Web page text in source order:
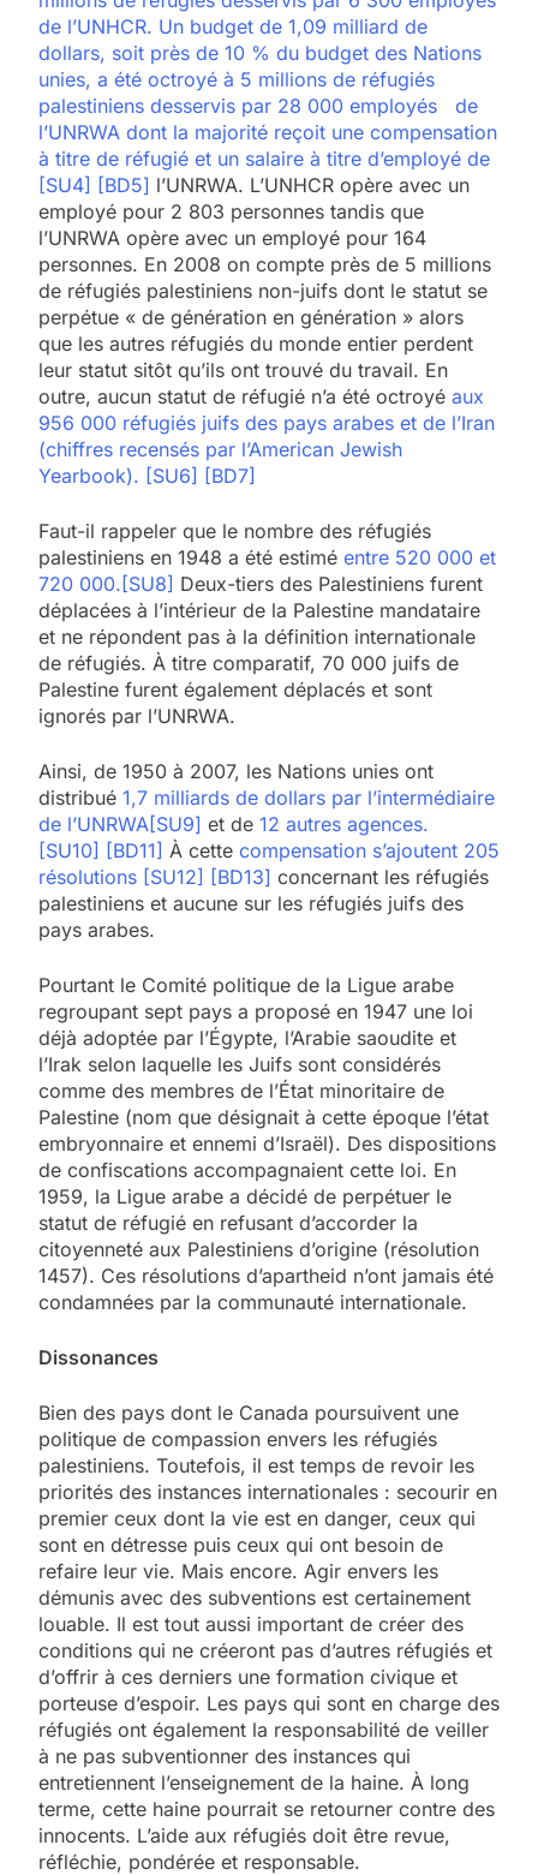
de l’UNHCR. Un budget de 1,09 milliard de
dollars, soit près de 10 % du budget des Nations
unies, a été octroyé à 5 millions de réfugiés
palestiniens desservis par 28 000 employés de
l’UNRWA dont la majorité reçoit une compensation
à titre de réfugié et un salaire à titre d’employé de
[SU4] [BD5] l’UNRWA. L’UNHCR opère avec un
employé pour 2 803 personnes tandis que
l’UNRWA opère avec un employé pour 164
personnes. En 2008 on compte près de 5 millions
de réfugiés palestiniens non-juifs dont le statut se
perpétue « de génération en génération » alors
que les autres réfugiés du monde entier perdent
leur statut sitôt qu’ils ont trouvé du travail. En
outre, aucun statut de réfugié n’a été octroyé aux
956 000 réfugiés juifs des pays arabes et de l’Iran
(chiffres recensés par l’American Jewish
Yearbook). [SU6] [BD7]
Faut-il rappeler que le nombre des réfugiés
palestiniens en 1948 a été estimé entre 520 000 et
720 000.[SU8] Deux-tiers des Palestiniens furent
déplacées à l’intérieur de la Palestine mandataire
et ne répondent pas à la définition internationale
de réfugiés. À titre comparatif, 70 000 juifs de
Palestine furent également déplacés et sont
ignorés par l’UNRWA.
Ainsi, de 1950 à 2007, les Nations unies ont
distribué 1,7 milliards de dollars par l’intermédiaire
de l’UNRWA[SU9] et de 12 autres agences.
[SU10] [BD11] À cette compensation s’ajoutent 205
résolutions [SU12] [BD13] concernant les réfugiés
palestiniens et aucune sur les réfugiés juifs des
pays arabes.
Pourtant le Comité politique de la Ligue arabe
regroupant sept pays a proposé en 1947 une loi
déjà adoptée par l’Égypte, l’Arabie saoudite et
l’Irak selon laquelle les Juifs sont considérés
comme des membres de l’État minoritaire de
Palestine (nom que désignait à cette époque l’état
embryonnaire et ennemi d’Israël). Des dispositions
de confiscations accompagnaient cette loi. En
1959, la Ligue arabe a décidé de perpétuer le
statut de réfugié en refusant d’accorder la
citoyenneté aux Palestiniens d’origine (résolution
1457). Ces résolutions d’apartheid n’ont jamais été
condamnées par la communauté internationale.
Dissonances
Bien des pays dont le Canada poursuivent une
politique de compassion envers les réfugiés
palestiniens. Toutefois, il est temps de revoir les
priorités des instances internationales : secourir en
premier ceux dont la vie est en danger, ceux qui
sont en détresse puis ceux qui ont besoin de
refaire leur vie. Mais encore. Agir envers les
démunis avec des subventions est certainement
louable. Il est tout aussi important de créer des
conditions qui ne créeront pas d’autres réfugiés et
d’offrir à ces derniers une formation civique et
porteuse d’espoir. Les pays qui sont en charge des
réfugiés ont également la responsabilité de veiller
à ne pas subventionner des instances qui
entretiennent l’enseignement de la haine. À long
terme, cette haine pourrait se retourner contre des
innocents. L’aide aux réfugiés doit être revue,
réfléchie, pondérée et responsable.